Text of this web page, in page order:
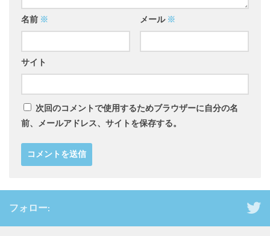
名前 ※ メール ※
サイト
次回のコメントで使用するためブラウザーに自分の名
前、メールアドレス、サイトを保存する。
フォロー: